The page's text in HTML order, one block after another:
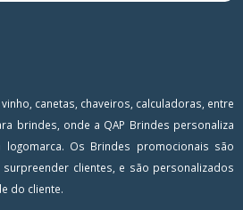
canetas, chaveiros, calculadoras, entre
brindes, onde a QAP Brindes personaliza
Os Brindes promocionais são
clientes, e são personalizados
do cliente.